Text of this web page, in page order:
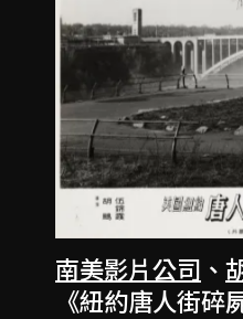
南美影片公司 、
《紐約唐人街碎